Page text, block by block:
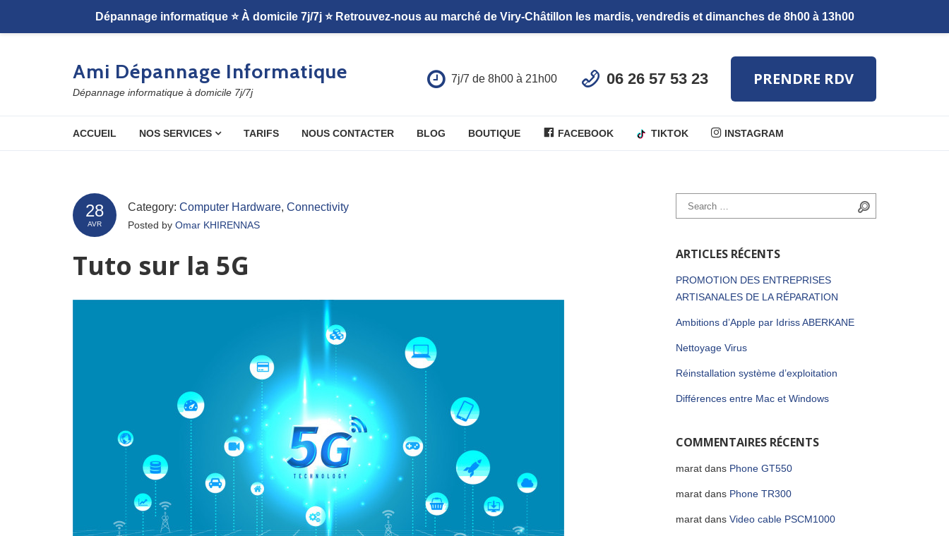
Ami Dépannage Informatique
Dépannage informatique à domicile 7j/7j
PRENDRE RDV
06 26 57 53 23
7j/7 de 8h00 à 21h00
ACCUEIL NOS SERVICES TARIFS NOUS CONTACTER BLOG BOUTIQUE FACEBOOK TIKTOK INSTAGRAM
28
AVR
Category: Computer Hardware, Connectivity
Posted by Omar KHIRENNAS
Tuto sur la 5G
Search for:
ARTICLES RÉCENTS
PROMOTION DES ENTREPRISES
ARTISANALES DE LA RÉPARATION
Ambitions d’Apple par Idriss ABERKANE
Nettoyage Virus
Réinstallation système d’exploitation
Différences entre Mac et Windows
COMMENTAIRES RÉCENTS
maratdans Phone GT550
maratdans Phone TR300
maratdans Video cable PSCM1000